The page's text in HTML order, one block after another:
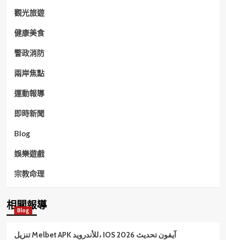
觀光旅遊
健康美食
警政消防
兩岸焦點
運動報導
即時新聞
Blog
娛樂遊戲
宗教命理
相關報導
Blog
تنزيل Melbet APK للأندرويد، IOS آيفون تحديث 2026